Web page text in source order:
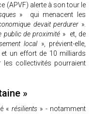
(APVF) alerte à son tour le
» qui menacent les
devait perdurer ».
public de proximité » et, de
local », prévient-elle,
un effort de 10 milliards
les collectivités pourraient
»
« résilients» - notamment